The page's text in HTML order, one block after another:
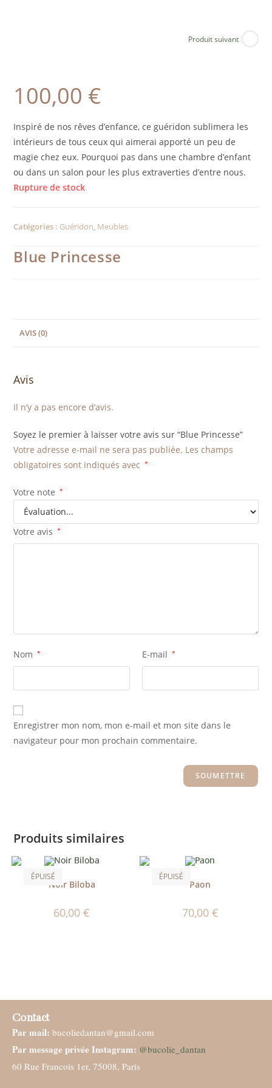
Produit suivant
100,00 €
Inspiré de nos rêves d’enfance, ce guéridon sublimera les
intérieurs de tous ceux qui aimerai apporté un peu de
magie chez eux. Pourquoi pas dans une chambre d’enfant
ou dans un salon pour les plus extraverties d’entre nous.
Rupture de stock
Catégories : Guéridon, Meubles
Blue Princesse
AVIS (0)
Avis
Il n’y a pas encore d’avis.
Soyez le premier à laisser votre avis sur “Blue Princesse”
Votre adresse e-mail ne sera pas publiée. Les champs
obligatoires sont indiqués avec
*
Votre note *
Votre avis *
Nom * E-mail *
Enregistrer mon nom, mon e-mail et mon site dans le
navigateur pour mon prochain commentaire.
Produits similaires
ÉPUISÉ
Noir Biloba
60,00€
ÉPUISÉ
Paon
70,00 €
Contact
Par mail: bucoliedantan@gmail.com
Par message privée Instagram: @bucolie_dantan
60 Rue Francois 1er, 75008, Paris